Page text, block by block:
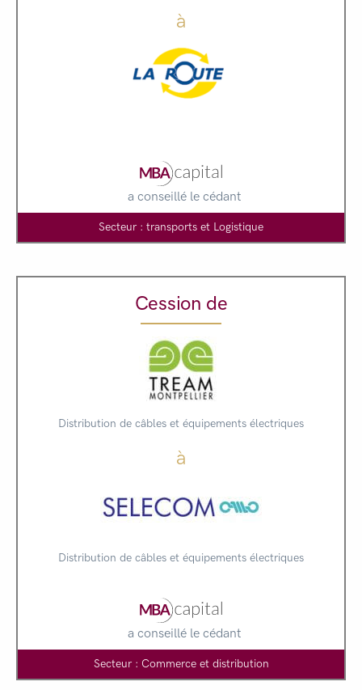
à
a conseillé le cédant
Secteur : transports et Logistique
Cession de
Distribution de câbles et équipements électriques
à
Distribution de câbles et équipements électriques
a conseillé le cédant
Secteur : Commerce et distribution